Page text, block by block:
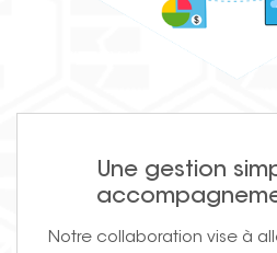
Une gestion
Notre collaboration vise à